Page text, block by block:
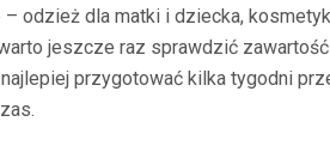
odzież dla matki i dziecka,
jeszcze raz sprawdzić
przygotować kilka tygodni